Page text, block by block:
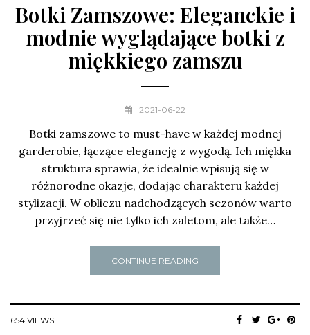
Botki Zamszowe: Eleganckie i
modnie wyglądające botki z
miękkiego zamszu
2021-06-22
Botki zamszowe to must-have w każdej modnej
garderobie, łączące elegancję z wygodą. Ich miękka
struktura sprawia, że idealnie wpisują się w
różnorodne okazje, dodając charakteru każdej
stylizacji. W obliczu nadchodzących sezonów warto
przyjrzeć się nie tylko ich zaletom, ale także…
CONTINUE READING
654 VIEWS